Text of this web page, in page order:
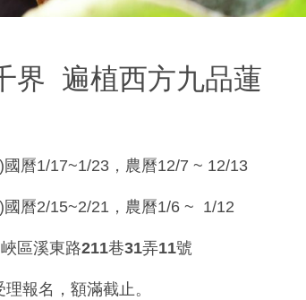
界 遍植西方九品蓮
)國曆1/17~1/23，農曆12/7 ~ 12/13
國曆2/15~2/21，農曆1/6 ~ 1/12
區溪東路211巷31弄11號
報名，額滿截止。